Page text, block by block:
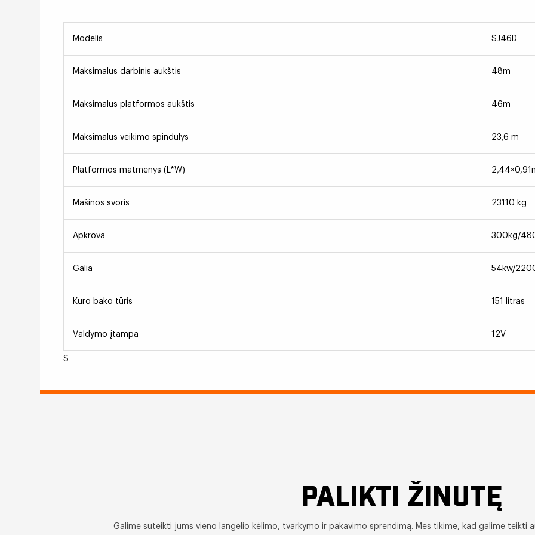
Modelis SJ46D
Maksimalus darbinis aukštis 48m
Maksimalus platformos aukštis 46m
Maksimalus veikimo spindulys 23,6 m
Platformos matmenys (L*W)
Mašinos svoris 23110 kg
Apkrova 300kg/
Galia 54kw/
Kuro bako tūris 151 litras
Valdymo įtampa 12V
S
PALIKTI ŽINUTĘ
Galime suteikti jums vieno langelio kėlimo, tvarkymo ir pakavimo sprendimą. Mes tikime, kad galime teikti